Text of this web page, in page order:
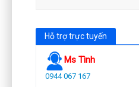
Hỗ trợ trực tuyến
Ms Tình
0944 067 167